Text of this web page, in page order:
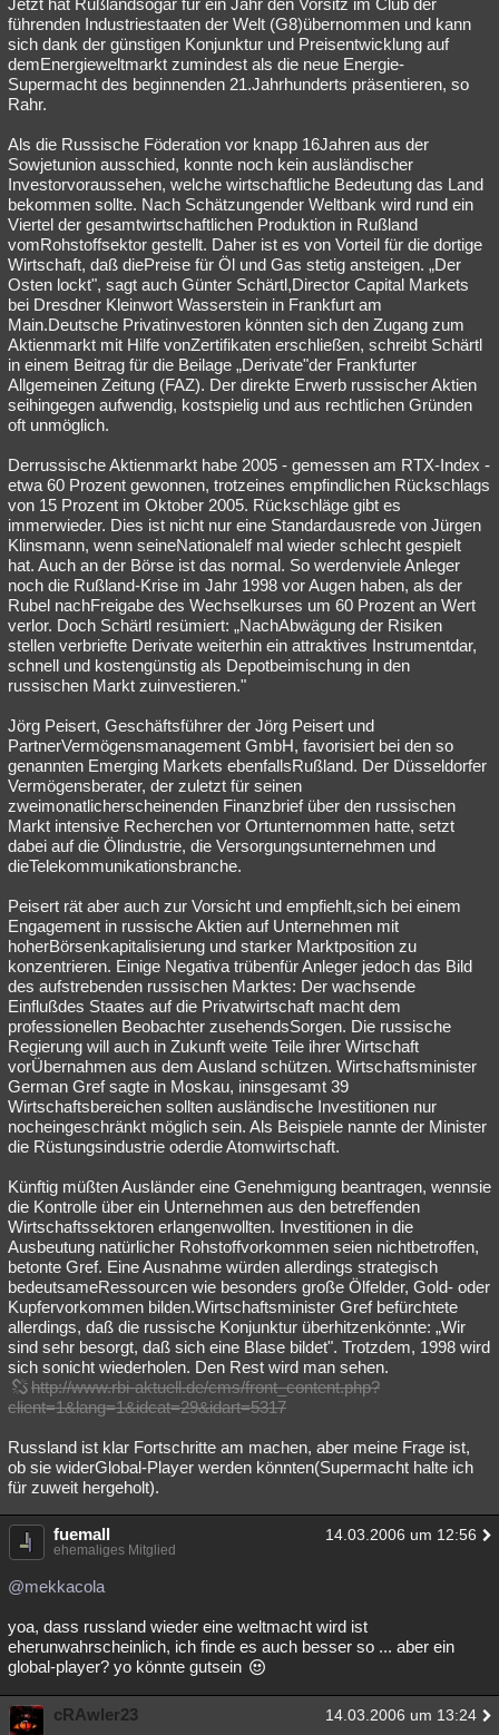
Jetzt hat Rußlandsogar für ein Jahr den Vorsitz im Club der
führenden Industriestaaten der Welt (G8)übernommen und kann
sich dank der günstigen Konjunktur und Preisentwicklung auf
demEnergieweltmarkt zumindest als die neue Energie-
Supermacht des beginnenden 21.Jahrhunderts präsentieren, so
Rahr.
Als die Russische Föderation vor knapp 16Jahren aus der
Sowjetunion ausschied, konnte noch kein ausländischer
Investorvoraussehen, welche wirtschaftliche Bedeutung das Land
bekommen sollte. Nach Schätzungender Weltbank wird rund ein
Viertel der gesamtwirtschaftlichen Produktion in Rußland
vomRohstoffsektor gestellt. Daher ist es von Vorteil für die dortige
Wirtschaft, daß diePreise für Öl und Gas stetig ansteigen. „Der
Osten lockt", sagt auch Günter Schärtl,Director Capital Markets
bei Dresdner Kleinwort Wasserstein in Frankfurt am
Main.Deutsche Privatinvestoren könnten sich den Zugang zum
Aktienmarkt mit Hilfe vonZertifikaten erschließen, schreibt Schärtl
in einem Beitrag für die Beilage „Derivate"der Frankfurter
Allgemeinen Zeitung (FAZ). Der direkte Erwerb russischer Aktien
seihingegen aufwendig, kostspielig und aus rechtlichen Gründen
oft unmöglich.
Derrussische Aktienmarkt habe 2005 - gemessen am RTX-Index -
etwa 60 Prozent gewonnen, trotzeines empfindlichen Rückschlags
von 15 Prozent im Oktober 2005. Rückschläge gibt es
immerwieder. Dies ist nicht nur eine Standardausrede von Jürgen
Klinsmann, wenn seineNationalelf mal wieder schlecht gespielt
hat. Auch an der Börse ist das normal. So werdenviele Anleger
noch die Rußland-Krise im Jahr 1998 vor Augen haben, als der
Rubel nachFreigabe des Wechselkurses um 60 Prozent an Wert
verlor. Doch Schärtl resümiert: „NachAbwägung der Risiken
stellen verbriefte Derivate weiterhin ein attraktives Instrumentdar,
schnell und kostengünstig als Depotbeimischung in den
russischen Markt zuinvestieren."
Jörg Peisert, Geschäftsführer der Jörg Peisert und
PartnerVermögensmanagement GmbH, favorisiert bei den so
genannten Emerging Markets ebenfallsRußland. Der Düsseldorfer
Vermögensberater, der zuletzt für seinen
zweimonatlicherscheinenden Finanzbrief über den russischen
Markt intensive Recherchen vor Ortunternommen hatte, setzt
dabei auf die Ölindustrie, die Versorgungsunternehmen und
dieTelekommunikationsbranche.
Peisert rät aber auch zur Vorsicht und empfiehlt,sich bei einem
Engagement in russische Aktien auf Unternehmen mit
hoherBörsenkapitalisierung und starker Marktposition zu
konzentrieren. Einige Negativa trübenfür Anleger jedoch das Bild
des aufstrebenden russischen Marktes: Der wachsende
Einflußdes Staates auf die Privatwirtschaft macht dem
professionellen Beobachter zusehendsSorgen. Die russische
Regierung will auch in Zukunft weite Teile ihrer Wirtschaft
vorÜbernahmen aus dem Ausland schützen. Wirtschaftsminister
German Gref sagte in Moskau, ininsgesamt 39
Wirtschaftsbereichen sollten ausländische Investitionen nur
nocheingeschränkt möglich sein. Als Beispiele nannte der Minister
die Rüstungsindustrie oderdie Atomwirtschaft.
Künftig müßten Ausländer eine Genehmigung beantragen, wennsie
die Kontrolle über ein Unternehmen aus den betreffenden
Wirtschaftssektoren erlangenwollten. Investitionen in die
Ausbeutung natürlicher Rohstoffvorkommen seien nichtbetroffen,
betonte Gref. Eine Ausnahme würden allerdings strategisch
bedeutsameRessourcen wie besonders große Ölfelder, Gold- oder
Kupfervorkommen bilden.Wirtschaftsminister Gref befürchtete
allerdings, daß die russische Konjunktur überhitzenkönnte: „Wir
sind sehr besorgt, daß sich eine Blase bildet". Trotzdem, 1998 wird
sich sonicht wiederholen. Den Rest wird man sehen.
http://www.rbi-aktuell.de/cms/front_content.php?
client=1&lang=1&idcat=29&idart=5317
Russland ist klar Fortschritte am machen, aber meine Frage ist,
ob sie widerGlobal-Player werden könnten(Supermacht halte ich
für zuweit hergeholt).
fuemall 14.03.2006 um 12:56
ehemaliges Mitglied
@mekkacola
yoa, dass russland wieder eine weltmacht wird ist
eherunwahrscheinlich, ich finde es auch besser so ... aber ein
global-player? yo könnte gutsein
cRAwler23 14.03.2006 um 13:24